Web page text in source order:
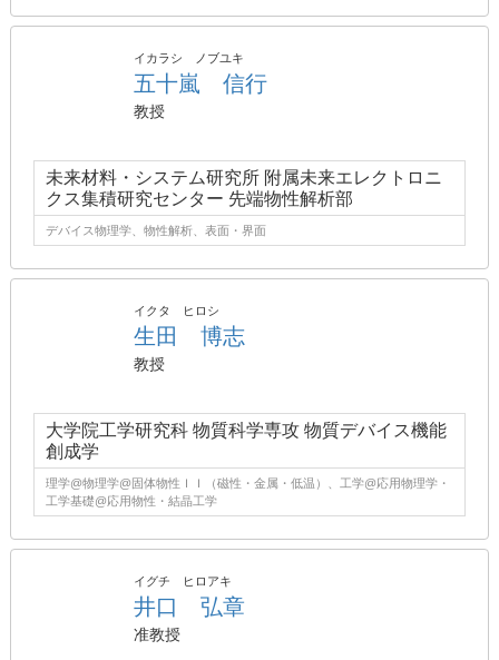
イカラシ ノブユキ
五十嵐 信行
教授
未来材料・システム研究所 附属未来エレクトロニ
クス集積研究センター 先端物性解析部
デバイス物理学、物性解析、表面・界面
イクタ ヒロシ
生田 博志
教授
大学院工学研究科 物質科学専攻 物質デバイス機能
創成学
理学@物理学@固体物性ＩＩ（磁性・金属・低温）、工学@応用物理学・
工学基礎@応用物性・結晶工学
イグチ ヒロアキ
井口 弘章
准教授